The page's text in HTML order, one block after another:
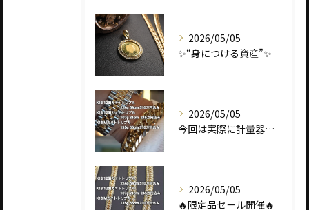
2026/05/05
✨“身につける資産”✨
2026/05/05
今回は実際に計量器に載せて、
2026/05/05
🔥限定品セール開催🔥